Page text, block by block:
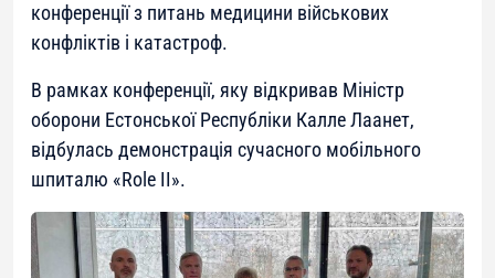
конференції з питань медицини військових
конфліктів і катастроф.
В рамках конференції, яку відкривав Міністр
оборони Естонської Республіки Калле Лаанет,
відбулась демонстрація сучасного мобільного
шпиталю «Role II».